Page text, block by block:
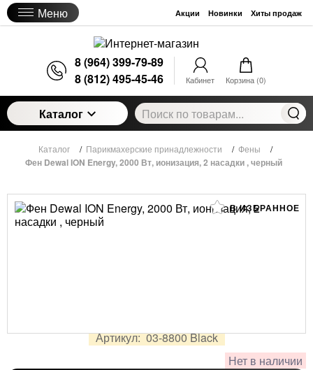
Меню Акции Новинки Хиты продаж
8 (964) 399-79-89
8 (812) 495-45-46
Кабинет Корзина (0)
Каталог
Каталог / Парикмахерские принадлежности / Фены /
Фен Dewal ION Energy, 2000 Вт, ионизация, 2 насадки , черный
В ИЗБРАННОЕ
Артикул:03-8800 Black
Нет в наличии